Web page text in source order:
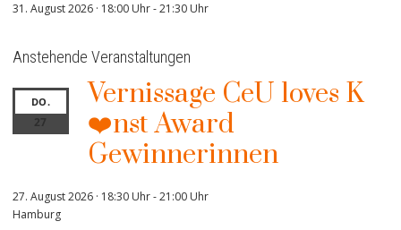
31. August 2026 · 18:00 Uhr-21:30 Uhr
Anstehende Veranstaltungen
DO.
27
Vernissage CeU loves K
❤️nst Award
Gewinnerinnen
27. August 2026 · 18:30 Uhr-21:00 Uhr
Hamburg